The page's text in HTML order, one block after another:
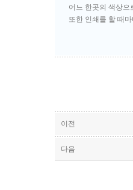
어느 한곳의 색상으
또한 인쇄를 할 때
이전
다음